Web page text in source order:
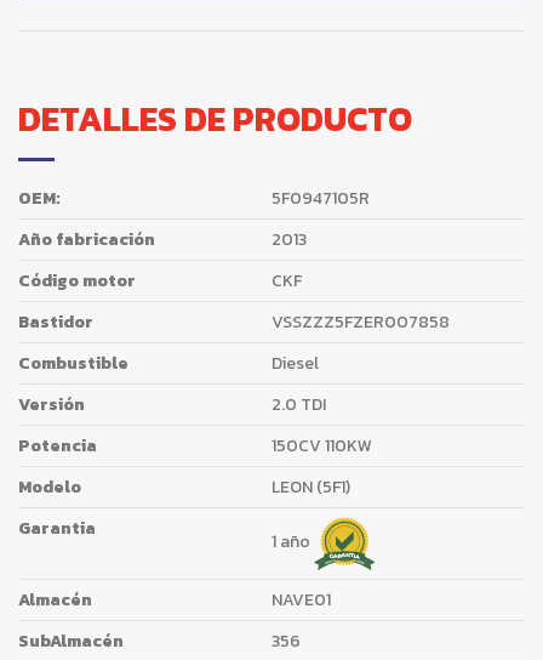
DETALLES DE PRODUCTO
OEM:
5F0947105R
Año fabricación
2013
Código motor
CKF
Bastidor
VSSZZZ5FZER007858
Combustible
Diesel
Versión
2.0 TDI
Potencia
150CV 110KW
Modelo
LEON (5F1)
Garantia
1 año
Almacén
NAVE01
SubAlmacén
356